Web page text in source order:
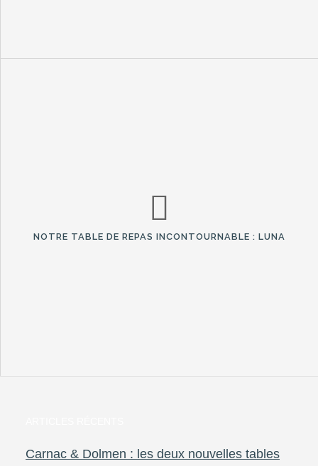
NOTRE TABLE DE REPAS INCONTOURNABLE : LUNA
Carnac & Dolmen : les deux nouvelles tables